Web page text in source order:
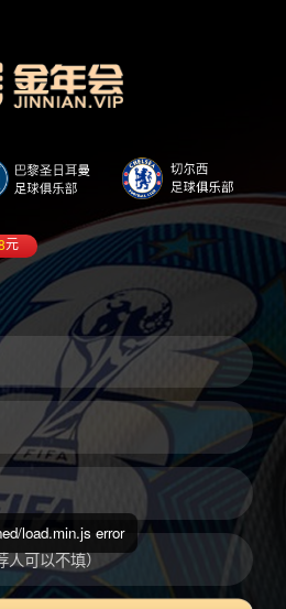
元
load.min.js error